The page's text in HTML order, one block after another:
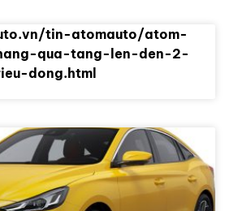
tin-atomauto/atom-
qua-tang-len-den-2-
dong.html